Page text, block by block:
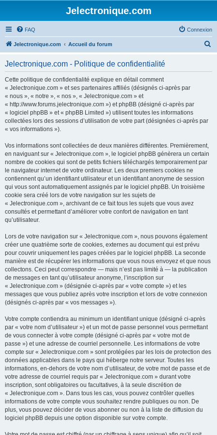
Jelectronique.com
FAQ Connexion
Jelectronique.com Accueil du forum
Jelectronique.com - Politique de confidentialité
Cette politique de confidentialité explique en détail comment
« Jelectronique.com » et ses partenaires affiliés (désignés ci-après par
« nous », « notre », « nos », « Jelectronique.com » et
« http://www.forums.jelectronique.com ») et phpBB (désigné ci-après par
« logiciel phpBB » et « phpBB Limited ») utilisent toutes les informations
collectées lors des sessions d’utilisation de votre part (désignées ci-après par
« vos informations »).
Vos informations sont collectées de deux manières différentes. Premièrement,
en naviguant sur « Jelectronique.com », le logiciel phpBB génèrera un certain
nombre de cookies qui sont de petits fichiers téléchargés temporairement par
le navigateur internet de votre ordinateur. Les deux premiers cookies ne
contiennent qu’un identifiant utilisateur et un identifiant anonyme de session
qui vous sont automatiquement assignés par le logiciel phpBB. Un troisième
cookie sera créé lors de votre navigation sur les sujets de
« Jelectronique.com », archivant de ce fait tous les sujets que vous avez
consultés et permettant d’améliorer votre confort de navigation en tant
qu’utilisateur.
Lors de votre navigation sur « Jelectronique.com », nous pouvons également
créer une quatrième sorte de cookies, externes au document qui est prévu
pour couvrir uniquement les pages créées par le logiciel phpBB. La seconde
manière est de récupérer les informations que vous nous envoyez et que nous
collectons. Ceci peut correspondre — mais n’est pas limité à — la publication
de messages en tant qu’utilisateur anonyme, l’inscription sur
« Jelectronique.com » (désignée ci-après par « votre compte ») et les
messages que vous publiez après votre inscription et lors de votre connexion
(désignés ci-après par « vos messages »).
Votre compte contiendra au minimum un identifiant unique (désigné ci-après
par « votre nom d’utilisateur ») et un mot de passe personnel vous permettant
de vous connecter à votre compte (désigné ci-après par « votre mot de
passe ») et une adresse de courriel personnelle. Les informations de votre
compte sur « Jelectronique.com » sont protégées par les lois de protection des
données applicables dans le pays qui héberge notre serveur. Toutes les
informations, en-dehors de votre nom d’utilisateur, de votre mot de passe et de
votre adresse de courriel requis par « Jelectronique.com » durant votre
inscription, sont obligatoires ou facultatives, à la seule discrétion de
« Jelectronique.com ». Dans tous les cas, vous pouvez contrôler quelles
informations de votre compte vous souhaitez rendre publiques ou non. De
plus, vous pouvez décider de vous abonner ou non à la liste de diffusion du
logiciel phpBB depuis une option disponible sur votre compte.